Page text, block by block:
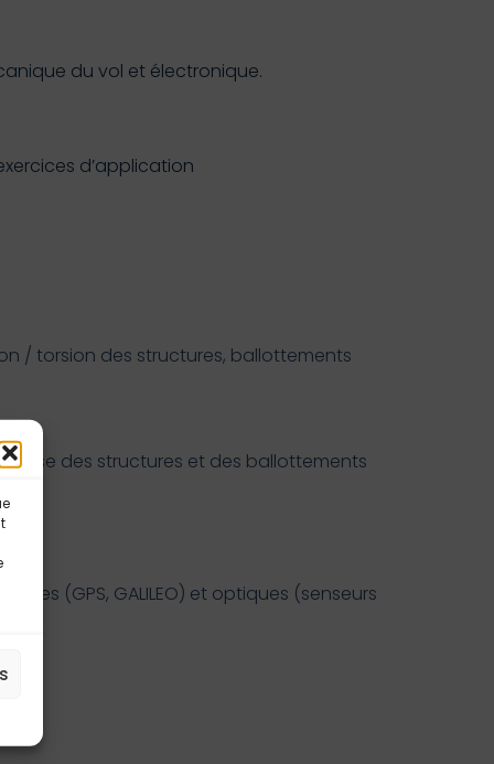
du vol et électronique.
d’application
/ torsion des structures, ballottements
des structures et des ballottements
(GPS, GALILEO) et optiques (senseurs